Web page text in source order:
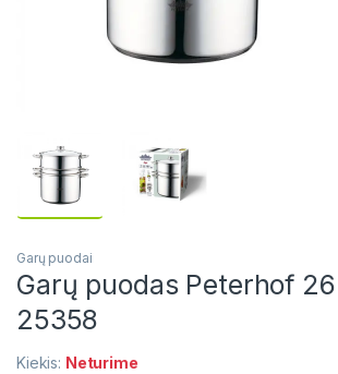
Garų puodai
Garų puodas Peterhof
25358
Kiekis: Neturime